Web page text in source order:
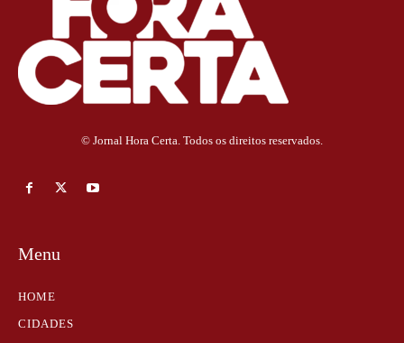
© Jornal Hora Certa. Todos os direitos reservados.
Menu
HOME
CIDADES